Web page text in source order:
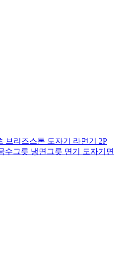
브리즈스톤 도자기 라면기 2P
수그릇 냉면그릇 면기 도자기면